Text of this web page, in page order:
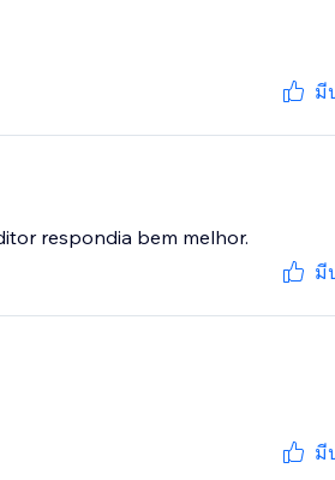
มี
respondia bem melhor.
มี
มี